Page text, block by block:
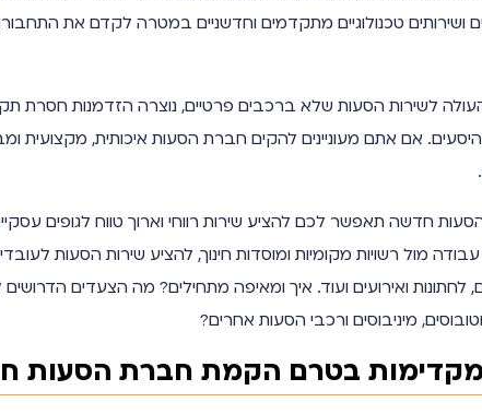
ושירותים טכנולוגיים מתקדמים וחדשניים במטרה לקדם את
לשירות הסעות שלא ברכבים פרטיים, נוצרה הזדמנות חסרת
אם אתם מעוניינים להקים חברת הסעות איכותית, מקצועית
חדשה תאפשר לכם להציע שירות רווחי וארוך טווח לגופים עסקיים
מול רשויות מקומיות ומוסדות חינוך, להציע שירות הסעות
לחתונות ואירועים ועוד. איך ומאיפה מתחילים? מה הצעדים
מיניבוסים ורכבי הסעות אחרים?
מקדימות בטרם הקמת חברת הסעות